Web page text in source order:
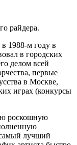
райдера.
1988-м году в
в городских
делом всей
первые
в Москве,
играх (конкурсы
роскошную
лучший